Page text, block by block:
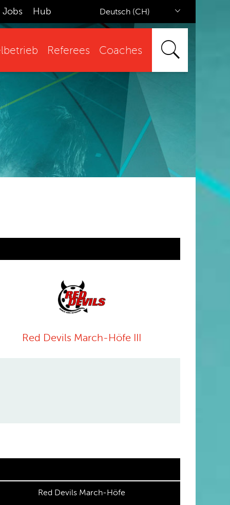
Jobs Hub Deutsch (CH)
Referees Coaches
Red Devils March-Höfe III
Red Devils March-Höfe